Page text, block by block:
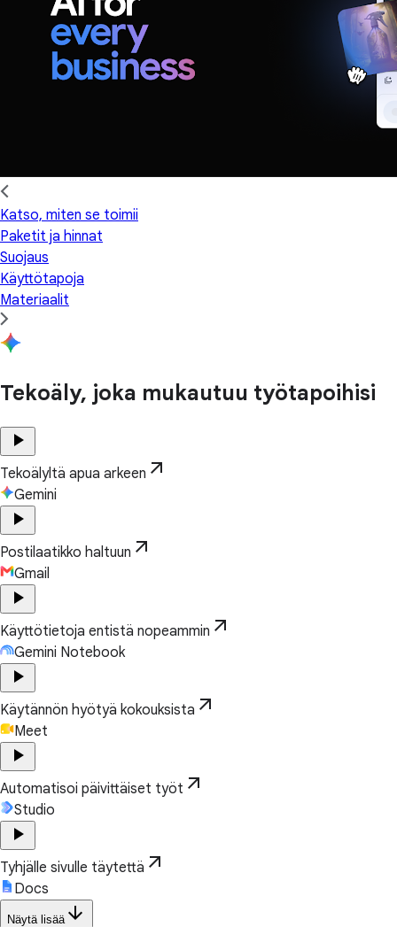
Katso, miten se toimii
Paketit ja hinnat
Suojaus
Käyttötapoja
Materiaalit
Tekoäly, joka mukautuu työtapoihisi
play_arrow
Tekoälyltä apua arkeen arrow_outward
Gemini
play_arrow
Postilaatikko haltuun arrow_outward
Gmail
play_arrow
Käyttötietoja entistä nopeammin arrow_outward
Gemini Notebook
play_arrow
Käytännön hyötyä kokouksista arrow_outward
Meet
play_arrow
Automatisoi päivittäiset työt arrow_outward
Studio
play_arrow
Tyhjälle sivulle täytettä arrow_outward
Docs
Näytä lisää arrow_downward